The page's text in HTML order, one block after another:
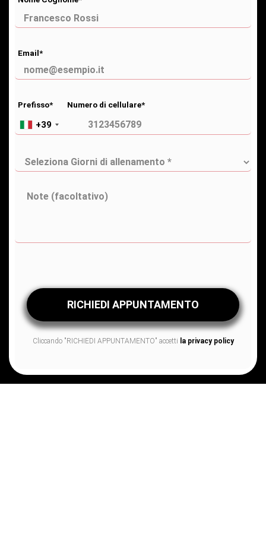
Email*
Prefisso* Numero di cellulare*
+39
Cliccando "RICHIEDI APPUNTAMENTO" accetti la privacy policy